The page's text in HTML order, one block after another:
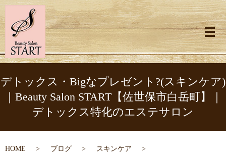
メ
デトックス・Bigなプレゼント?(スキンケア)
｜Beauty Salon START【佐世保市白岳町】｜
デトックス特化のエステサロン
HOME ブログ
スキンケア